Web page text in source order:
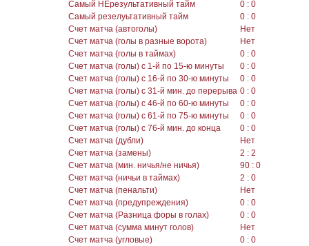
Самый НЕрезультативный тайм
0 : 0
Самый резелуьтативный тайм
0 : 0
Счет матча (автоголы)
Нет
Счет матча (голы в разные ворота)
Нет
Счет матча (голы в таймах)
0 : 0
Счет матча (голы) с 1-й по 15-ю минуты
0 : 0
Счет матча (голы) с 16-й по 30-ю минуты
0 : 0
Счет матча (голы) с 31-й мин. до перерыва 0 : 0
Счет матча (голы) с 46-й по 60-ю минуты
0 : 0
Счет матча (голы) с 61-й по 75-ю минуты
0 : 0
Счет матча (голы) с 76-й мин. до конца
0 : 0
Счет матча (дубли)
Нет
Счет матча (замены)
2 : 2
Счет матча (мин. ничья/не ничья)
90 : 0
Счет матча (ничьи в таймах)
2 : 0
Счет матча (пенальти)
Нет
Счет матча (предупреждения)
0 : 0
Счет матча (Разница форы в голах)
0 : 0
Счет матча (сумма минут голов)
Нет
Счет матча (угловые)
0 : 0